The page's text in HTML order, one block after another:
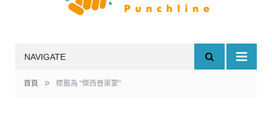
NAVIGATE
首頁 » 標籤為 "傑西普萊蒙"